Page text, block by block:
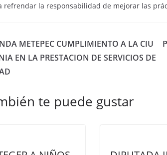
refrendar la responsabilidad de mejorar las
METEPEC CUMPLIMIENTO A LA CIU
EN LA PRESTACION DE SERVICIOS DE
te puede gustar